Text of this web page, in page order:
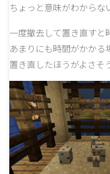
ちょっと意味がわからな
一度撤去して置き直すと
あまりにも時間がかかる
置き直したほうがよさ